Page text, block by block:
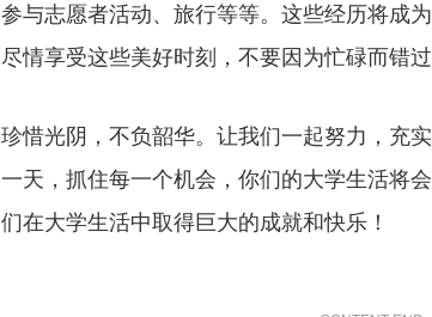
参与志愿者活动、旅行等等。这些经历将成
尽情享受这些美好时刻，不要因为忙碌而错过
珍惜光阴，不负韶华。让我们一起努力，充
一天，抓住每一个机会，你们的大学生活将
们在大学生活中取得巨大的成就和快乐！